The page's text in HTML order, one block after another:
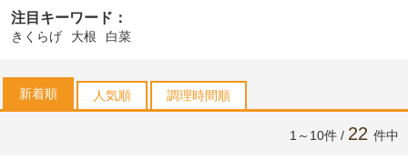
注目キーワード：
きくらげ 大根 白菜
新着順 人気順 調理時間順
1～10件 / 22 件中